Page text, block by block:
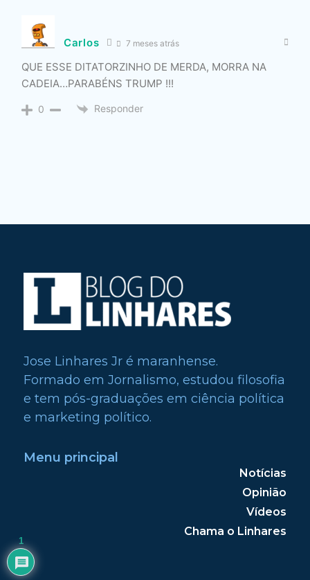
Carlos 7 meses atrás
QUE ESSE DITATORZINHO DE MERDA, MORRA NA
CADEIA…PARABÉNS TRUMP !!!
0 Responder
Jose Linhares Jr é maranhense.
Formado em Jornalismo, estudou filosofia
e tem pós-graduações em ciência política
e marketing político.
Menu principal
Notícias
Opinião
Vídeos
Chama o Linhares
1